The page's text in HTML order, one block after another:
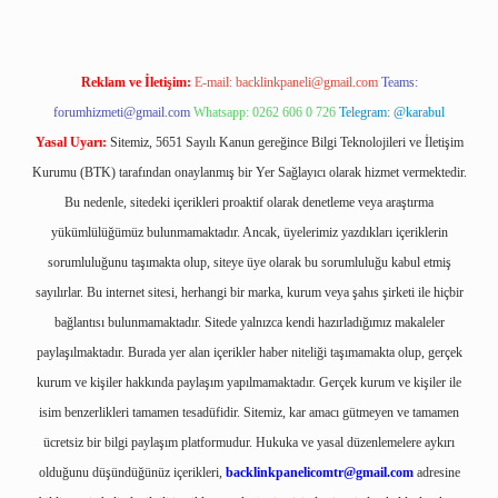
Reklam ve İletişim: E-mail: backlinkpaneli@gmail.com Teams:
forumhizmeti@gmail.com Whatsapp: 0262 606 0 726 Telegram: @karabul
Yasal Uyarı: Sitemiz, 5651 Sayılı Kanun gereğince Bilgi Teknolojileri ve İletişim
Kurumu (BTK) tarafından onaylanmış bir Yer Sağlayıcı olarak hizmet vermektedir.
Bu nedenle, sitedeki içerikleri proaktif olarak denetleme veya araştırma
yükümlülüğümüz bulunmamaktadır. Ancak, üyelerimiz yazdıkları içeriklerin
sorumluluğunu taşımakta olup, siteye üye olarak bu sorumluluğu kabul etmiş
sayılırlar. Bu internet sitesi, herhangi bir marka, kurum veya şahıs şirketi ile hiçbir
bağlantısı bulunmamaktadır. Sitede yalnızca kendi hazırladığımız makaleler
paylaşılmaktadır. Burada yer alan içerikler haber niteliği taşımamakta olup, gerçek
kurum ve kişiler hakkında paylaşım yapılmamaktadır. Gerçek kurum ve kişiler ile
isim benzerlikleri tamamen tesadüfidir. Sitemiz, kar amacı gütmeyen ve tamamen
ücretsiz bir bilgi paylaşım platformudur. Hukuka ve yasal düzenlemelere aykırı
olduğunu düşündüğünüz içerikleri, backlinkpanelicomtr@gmail.comadresine